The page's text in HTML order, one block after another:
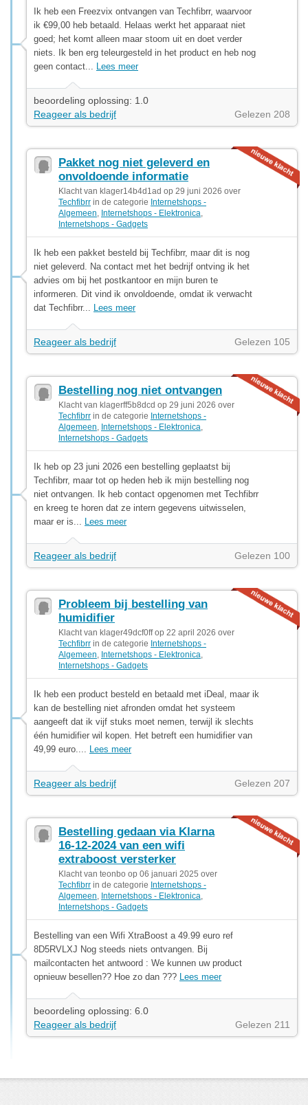
Ik heb een Freezvix ontvangen van Techfibrr, waarvoor
ik €99,00 heb betaald. Helaas werkt het apparaat niet
goed; het komt alleen maar stoom uit en doet verder
niets. Ik ben erg teleurgesteld in het product en heb nog
geen contact... Lees meer
beoordeling oplossing: 1.0
Reageer als bedrijf
Gelezen 208
Pakket nog niet geleverd en
onvoldoende informatie
Klacht van klager14b4d1ad op 29 juni 2026 over
Techfibrr in de categorie Internetshops -
Algemeen Internetshops - Elektronica
Internetshops - Gadgets
Ik heb een pakket besteld bij Techfibrr, maar dit is nog
niet geleverd. Na contact met het bedrijf ontving ik het
advies om bij het postkantoor en mijn buren te
informeren. Dit vind ik onvoldoende, omdat ik verwacht
dat Techfibrr... Lees meer
Reageer als bedrijf Gelezen 105
Bestelling nog niet ontvangen
Klacht van klagerff5b8dcd op 29 juni 2026 over
Techfibrr in de categorie Internetshops -
Algemeen Internetshops - Elektronica
Internetshops - Gadgets
Ik heb op 23 juni 2026 een bestelling geplaatst bij
Techfibrr, maar tot op heden heb ik mijn bestelling nog
niet ontvangen. Ik heb contact opgenomen met Techfibrr
en kreeg te horen dat ze intern gegevens uitwisselen,
maar er is... Lees meer
Reageer als bedrijf Gelezen 100
Probleem bij bestelling van
humidifier
Klacht van klager49dcf0ff op 22 april 2026 over
Techfibrr in de categorie Internetshops -
Algemeen Internetshops - Elektronica
Internetshops - Gadgets
Ik heb een product besteld en betaald met iDeal, maar ik
kan de bestelling niet afronden omdat het systeem
aangeeft dat ik vijf stuks moet nemen, terwijl ik slechts
één humidifier wil kopen. Het betreft een humidifier van
49,99 euro.... Lees meer
Reageer als bedrijf Gelezen 207
Bestelling gedaan via Klarna
16-12-2024 van een wifi
extraboost versterker
Klacht van teonbo op 06 januari 2025 over
Techfibrr in de categorie Internetshops -
Algemeen Internetshops - Elektronica
Internetshops - Gadgets
Bestelling van een Wifi XtraBoost a 49.99 euro ref
8D5RVLXJ Nog steeds niets ontvangen. Bij
mailcontacten het antwoord : We kunnen uw product
opnieuw besellen?? Hoe zo dan ??? Lees meer
beoordeling oplossing: 6.0
Reageer als bedrijf
Gelezen 211